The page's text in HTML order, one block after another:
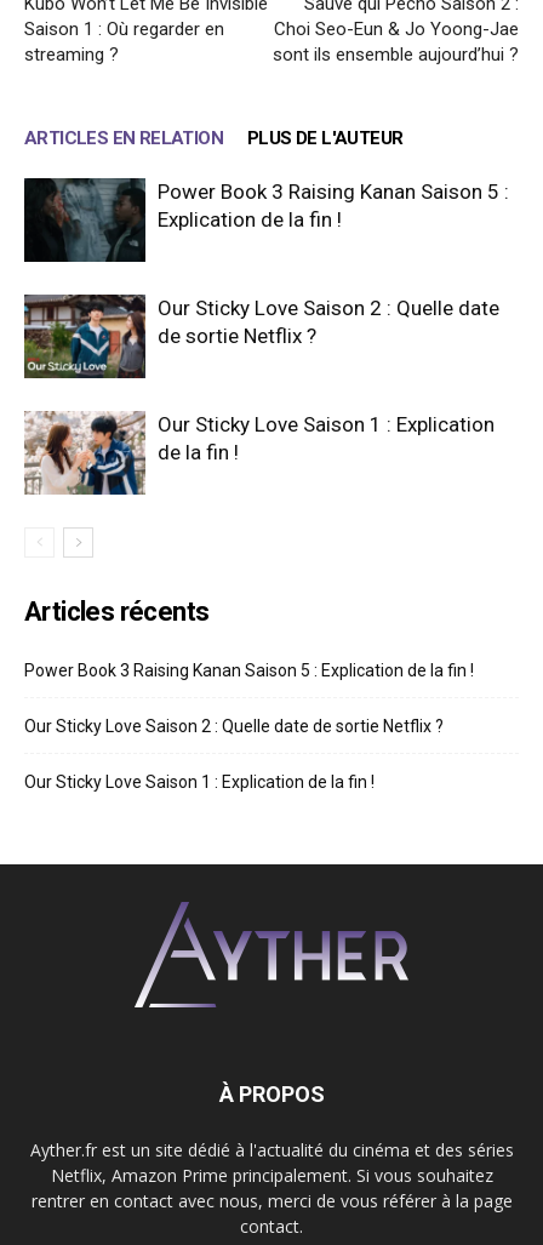
Saison 1 : Où regarder en
streaming ?
Choi Seo-Eun & Jo Yoong-Jae
sont ils ensemble aujourd’hui ?
ARTICLES EN RELATION PLUS DE L'AUTEUR
Power Book 3 Raising Kanan Saison 5 :
Explication de la fin !
Our Sticky Love Saison 2 : Quelle date
de sortie Netflix ?
Our Sticky Love Saison 1 : Explication
de la fin !
Articles récents
Power Book 3 Raising Kanan Saison 5 : Explication de la fin !
Our Sticky Love Saison 2 : Quelle date de sortie Netflix ?
Our Sticky Love Saison 1 : Explication de la fin !
À PROPOS
Ayther.fr est un site dédié à l'actualité du cinéma et des séries
Netflix, Amazon Prime principalement. Si vous souhaitez
rentrer en contact avec nous, merci de vous référer à la page
contact.